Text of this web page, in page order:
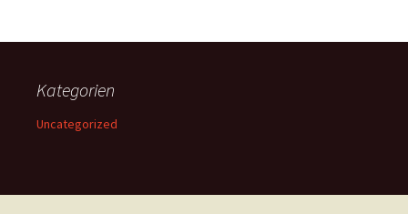
Kategorien
Uncategorized